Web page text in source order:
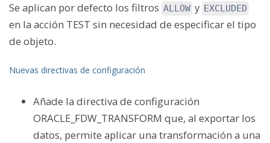
Se aplican por defecto los filtros ALLOW y EXCLUDED
en la acción TEST sin necesidad de especificar el tipo
de objeto.
Nuevas directivas de configuración
Añade la directiva de configuración
ORACLE_FDW_TRANSFORM que, al exportar los
datos, permite aplicar una transformación a una